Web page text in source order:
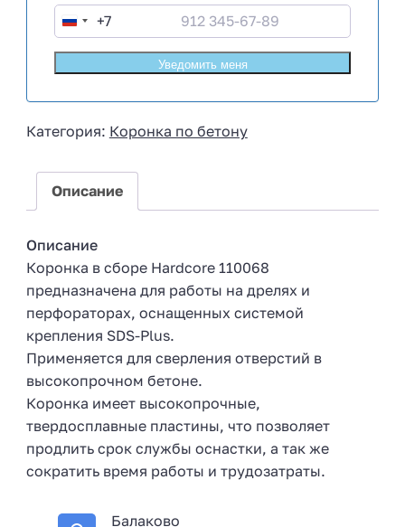
R
u
s
a
7
+7
Категория: Коронка по бетону
Описание
Описание
Коронка в сборе Hardcore 110068
предназначена для работы на дрелях и
перфораторах, оснащенных системой
крепления SDS-Plus.
Применяется для сверления отверстий в
высокопрочном бетоне.
Коронка имеет высокопрочные,
твердосплавные пластины, что позволяет
продлить срок службы оснастки, а так же
сократить время работы и трудозатраты.
Балаково